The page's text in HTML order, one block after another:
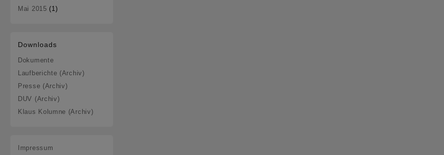
Mai 2015 (1)
Downloads
Dokumente
Laufberichte (Archiv)
Presse (Archiv)
DUV (Archiv)
Klaus Kolumne (Archiv)
Impressum